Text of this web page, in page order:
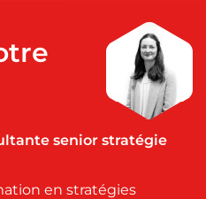
senior stratégie
en stratégies